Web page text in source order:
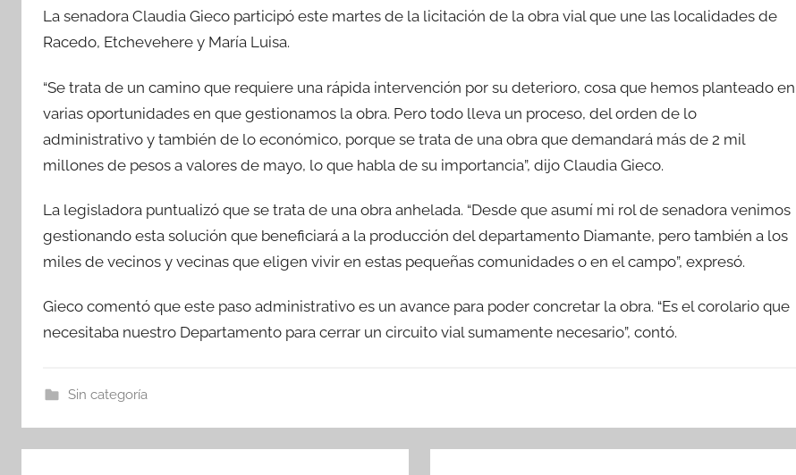
c
e
b
o
o
k
itt
er
at
s
A
p
p
m
p
ar
tir
La senadora Claudia Gieco participó este martes de la licitación de la obra vial que une las localidades de
Racedo, Etchevehere y María Luisa.
“Se trata de un camino que requiere una rápida intervención por su deterioro, cosa que hemos planteado en
varias oportunidades en que gestionamos la obra. Pero todo lleva un proceso, del orden de lo
administrativo y también de lo económico, porque se trata de una obra que demandará más de 2 mil
millones de pesos a valores de mayo, lo que habla de su importancia”, dijo Claudia Gieco.
La legisladora puntualizó que se trata de una obra anhelada. “Desde que asumí mi rol de senadora venimos
gestionando esta solución que beneficiará a la producción del departamento Diamante, pero también a los
miles de vecinos y vecinas que eligen vivir en estas pequeñas comunidades o en el campo”, expresó.
Gieco comentó que este paso administrativo es un avance para poder concretar la obra. “Es el corolario que
necesitaba nuestro Departamento para cerrar un circuito vial sumamente necesario”, contó.
Sin categoría